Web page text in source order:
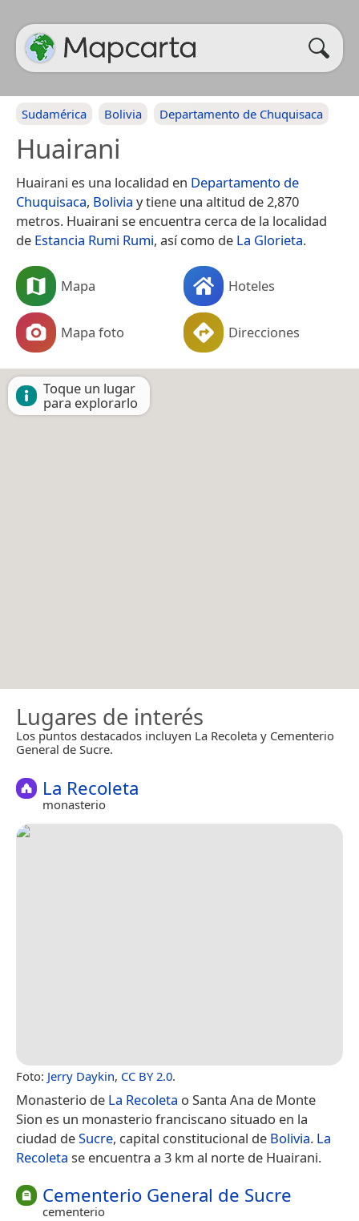
Sudamérica Bolivia Departamento de Chuquisaca
Huairani
Huairani es una localidad en Departamento de
Chuquisaca, Bolivia y tiene una altitud de 2,870
metros. Huairani se encuentra cerca de la localidad
de Estancia Rumi Rumi, así como de La Glorieta.
Mapa Hoteles
Mapa foto Direcciones
Toque un lugar
para explorarlo
Lugares de interés
Los puntos destacados incluyen La Recoleta y Cementerio
General de Sucre.
La Recoleta
monasterio
Foto: Jerry Daykin, CC BY 2.0.
Monasterio de La Recoleta o Santa Ana de Monte
Sion es un monasterio franciscano situado en la
ciudad deSucre, capital constitucional de Bolivia. La
Recoleta se encuentra a 3 km al norte de Huairani.
Cementerio General de Sucre
cementerio